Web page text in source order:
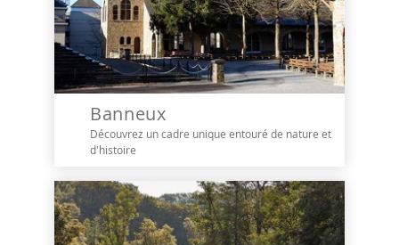
Banneux
Découvrez un cadre unique entouré de nature et
d'histoire